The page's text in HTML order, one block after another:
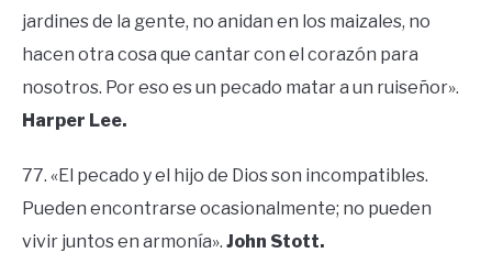
jardines de la gente, no anidan en los maizales, no
hacen otra cosa que cantar con el corazón para
nosotros. Por eso es un pecado matar a un ruiseñor».
Harper Lee.
77. «El pecado y el hijo de Dios son incompatibles.
Pueden encontrarse ocasionalmente; no pueden
vivir juntos en armonía». John Stott.